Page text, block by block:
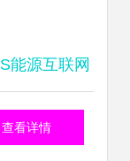
能源互联网
据驱动的智
查看详情